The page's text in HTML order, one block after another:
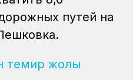
путей на
темир жолы